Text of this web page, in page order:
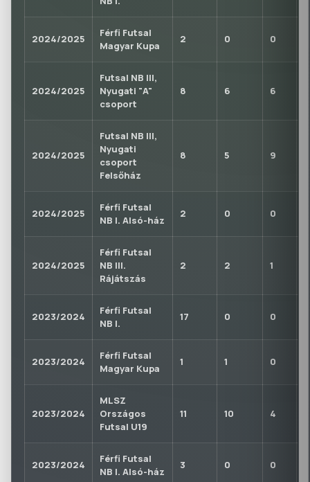
2024/2025
Férfi Futsal
Magyar Kupa
2 0 0
2024/2025
Futsal NB III,
Nyugati "A"
csoport
8 6 6
2024/2025
Futsal NB III,
Nyugati
csoport
Felsőház
8 5 9
2024/2025
Férfi Futsal
NB I. Alsó-ház
2 0 0
2024/2025
Férfi Futsal
NB III.
Rájátszás
2 2 1
2023/2024
Férfi Futsal
NB I.
17 0 0
2023/2024
Férfi Futsal
Magyar Kupa
1 1 0
2023/2024
MLSZ
Országos
Futsal U19
11 10 4
2023/2024
Férfi Futsal
NB I. Alsó-ház
3 0 0